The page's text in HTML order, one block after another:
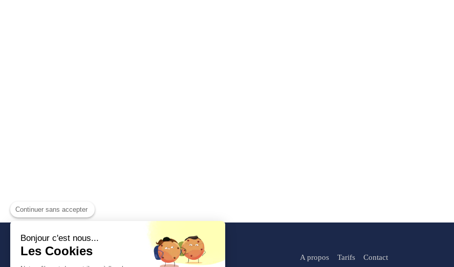
A propos Tarifs Contact
Continuer sans accepter
Bonjour c'est nous...
Les Cookies